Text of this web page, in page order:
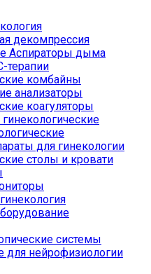
декомпрессия
Аспираторы дыма
терапии
комбайны
анализаторы
коагуляторы
для гинекологии
столы и кровати
системы
для нейрофизиологии